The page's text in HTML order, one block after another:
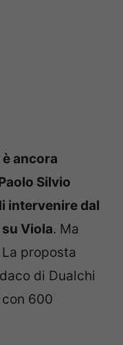
ancora
Silvio
intervenire dal
Viola. Ma
proposta
di Dualchi
600